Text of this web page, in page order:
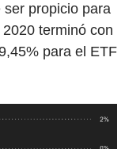
propicio para
terminó con
para el ETF